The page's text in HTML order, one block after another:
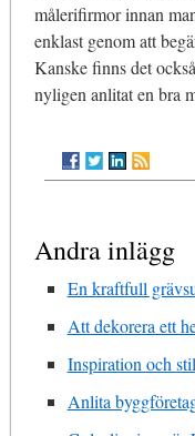
målerifirmor innan
enklast genom att
Kanske finns det
nyligen anlitat en bra
Andra inlägg
En kraftfull
Att dekorera ett
Inspiration och
Anlita